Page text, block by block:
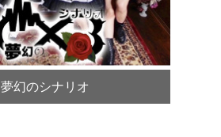
夢幻のシナリオ